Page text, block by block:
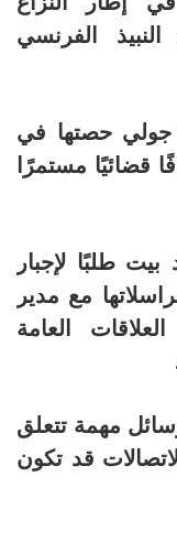
الفرنسي
جولي حصتها في
قضائيًا مستمرًا
طلبًا لإجبار
مع مدير
العامة
مهمة تتعلق
قد تكون